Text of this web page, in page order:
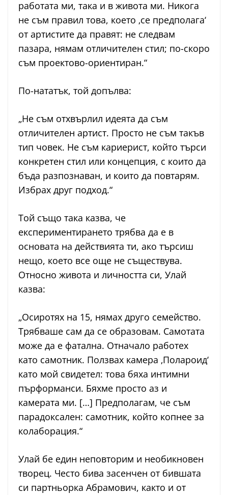
работата ми, така и в живота ми. Никога
не съм правил това, което ‚се предполага‘
от артистите да правят: не следвам
пазара, нямам отличителен стил; по-скоро
съм проектово-ориентиран.“
По-нататък, той допълва:
„Не съм отхвърлил идеята да съм
отличителен артист. Просто не съм такъв
тип човек. Не съм кариерист, който търси
конкретен стил или концепция, с които да
бъда разпознаван, и които да повтарям.
Избрах друг подход.“
Той също така казва, че
експериментирането трябва да е в
основата на действията ти, ако търсиш
нещо, което все още не съществува.
Относно живота и личността си, Улай
казва:
„Осиротях на 15, нямах друго семейство.
Трябваше сам да се образовам. Самотата
може да е фатална. Отначало работех
като самотник. Ползвах камера ‚Полароид‘
като мой свидетел: това бяха интимни
пърформанси. Бяхме просто аз и
камерата ми. […] Предполагам, че съм
парадоксален: самотник, който копнее за
колаборация.“
Улай бе един неповторим и необикновен
творец. Често бива засенчен от бившата
си партньорка Абрамович, както и от